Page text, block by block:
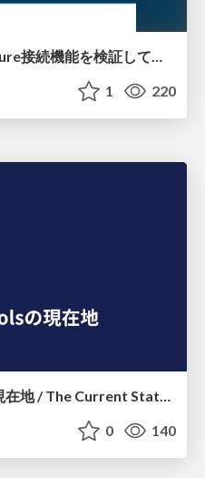
AWS DevOps AgentのAzure接続機能を検証して見えた活用法／Use Cases Verified for the AWS DevOps Agent's Azure Connectivity Feature
1 220
0 140